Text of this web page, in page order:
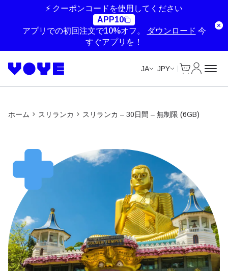
⚡ クーポンコードを使用してください
APP10
アプリでの初回注文で10%オフ。
ダウンロード 今
すぐアプリを！
JA JPY
ホーム スリランカ スリランカ – 30日間 – 無制限 (6GB)
Unlimited Data
Unlimited Data
Unlimited Data
Unlimited Data